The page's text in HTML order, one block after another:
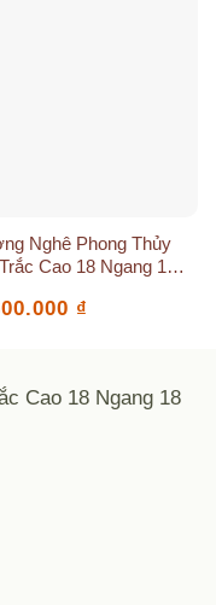
Nghê Phong Thủy
Cao 18 Ngang 17
₫
Cao 18 Ngang 18